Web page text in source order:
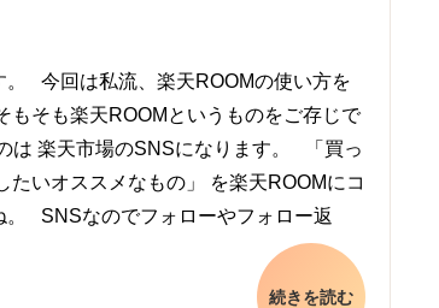
今回は私流、楽天ROOMの使い方を
もそも楽天ROOMというものをご存じで
は 楽天市場のSNSになります。 「買っ
たいオススメなもの」 を楽天ROOMにコ
。 SNSなのでフォローやフォロー返
続きを読む